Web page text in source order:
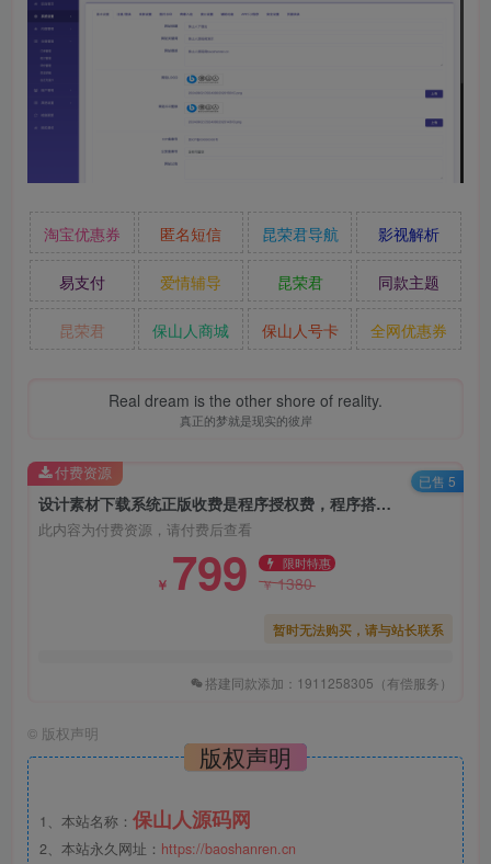
淘宝优惠券 匿名短信 昆荣君导航 影视解析
易支付 爱情辅导 昆荣君 同款主题
昆荣君 保山人商城 保山人号卡 全网优惠券
Real dream is the other shore of reality.
真正的梦就是现实的彼岸
设计素材下载系统正版收费是程序授权费，程序搭建安装另外收费
此内容为付费资源，请付费后查看
￥ 799 限时特惠
￥1380
暂时无法购买，请与站长联系
搭建同款添加：1911258305（有偿服务）
付费资源 已售 5
© 版权声明
版权声明
1、本站名称： 保山人源码网
2、本站永久网址： https://baoshanren.cn